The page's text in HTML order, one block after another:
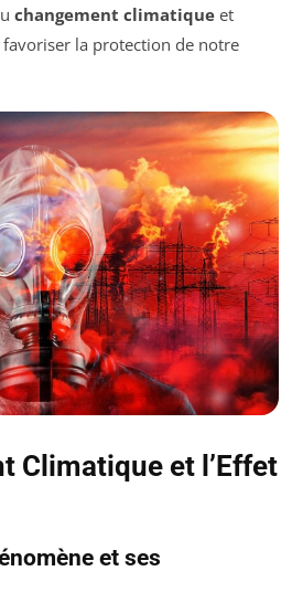
changement climatique et
la protection de notre
Climatique et l’Effet
et ses